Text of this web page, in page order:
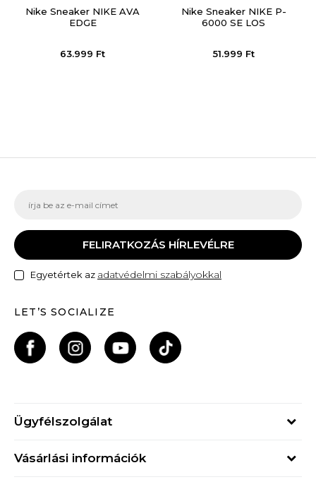
Nike Sneaker NIKE AVA
EDGE
63.999 Ft
Nike Sneaker NIKE P-
6000 SE LOS
51.999 Ft
FELIRATKOZÁS HÍRLEVÉLRE
Egyetértek az adatvédelmi szabályokkal
LET’S SOCIALIZE
Ügyfélszolgálat
Vásárlási információk